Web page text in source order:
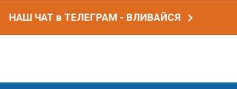
НАШ ЧАТ в ТЕЛЕГРАМ - ВЛИВАЙСЯ